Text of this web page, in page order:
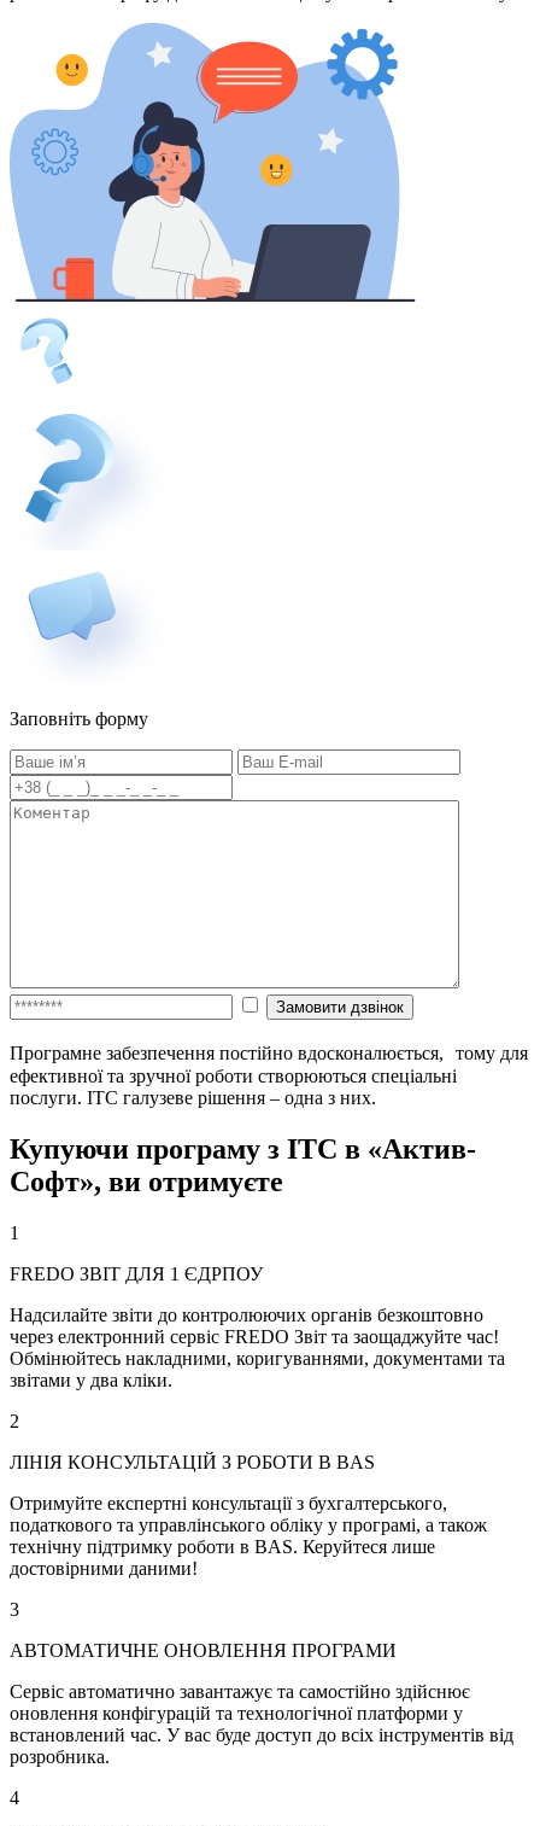
Заповніть форму
Програмне забезпечення постійно вдосконалюється, тому для
ефективної та зручної роботи створюються спеціальні
послуги. ІТС галузеве рішення – одна з них.
Купуючи програму з ІТС в «Актив-
Софт», ви отримуєте
1
FREDO ЗВІТ ДЛЯ 1 ЄДРПОУ
Надсилайте звіти до контролюючих органів безкоштовно
через електронний сервіс FREDO Звіт та заощаджуйте час!
Обмінюйтесь накладними, коригуваннями, документами та
звітами у два кліки.
2
ЛІНІЯ КОНСУЛЬТАЦІЙ З РОБОТИ В BAS
Отримуйте експертні консультації з бухгалтерського,
податкового та управлінського обліку у програмі, а також
технічну підтримку роботи в BAS. Керуйтеся лише
достовірними даними!
3
АВТОМАТИЧНЕ ОНОВЛЕННЯ ПРОГРАМИ
Сервіс автоматично завантажує та самостійно здійснює
оновлення конфігурацій та технологічної платформи у
встановлений час. У вас буде доступ до всіх інструментів від
розробника.
4